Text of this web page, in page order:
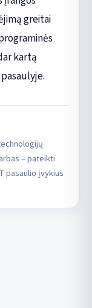
greitai
kartą
– pateikti
pasaulio įvykius